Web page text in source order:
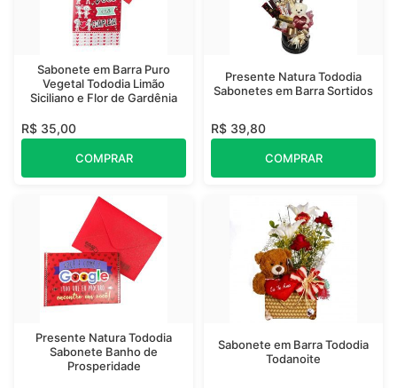
Sabonete em Barra Puro
Vegetal Tododia Limão
Siciliano e Flor de Gardênia
R$ 35,00
COMPRAR
Presente Natura Tododia
Sabonetes em Barra Sortidos
R$ 39,80
COMPRAR
Presente Natura Tododia
Sabonete Banho de
Prosperidade
Sabonete em Barra Tododia
Todanoite